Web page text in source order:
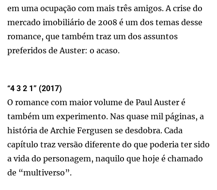
em uma ocupação com mais três amigos. A crise do
mercado imobiliário de 2008 é um dos temas desse
romance, que também traz um dos assuntos
preferidos de Auster: o acaso.
“4 3 2 1” (2017)
O romance com maior volume de Paul Auster é
também um experimento. Nas quase mil páginas, a
história de Archie Fergusen se desdobra. Cada
capítulo traz versão diferente do que poderia ter sido
a vida do personagem, naquilo que hoje é chamado
de “multiverso”.